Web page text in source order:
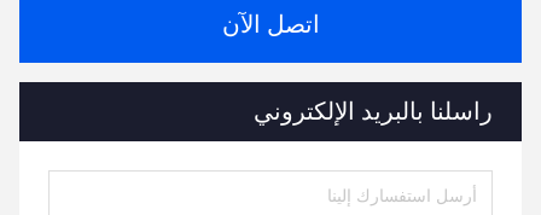
اتصل الآن
راسلنا بالبريد الإلكتروني